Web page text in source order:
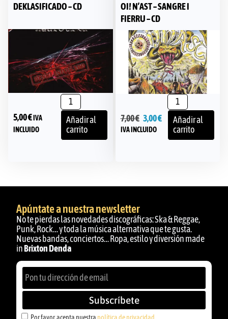
DEKLASIFICADO – CD
5,00€ IVA
INCLUIDO
Añadir al
carrito
OI! N’AST – SANGRE I
FIERRU – CD
7,00€ 3,00€
IVA INCLUIDO
Añadir al
carrito
Apúntate a nuestra newsletter
No te pierdas las novedades discográficas: Ska & Reggae,
Punk, Rock… y toda la música alternativa que te gusta.
Nuevas bandas, conciertos… Ropa, estilo y diversión made
inBrixton Denda
Subscríbete